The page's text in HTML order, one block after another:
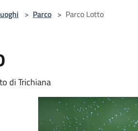
> Parco > Parco Lotto
di Trichiana